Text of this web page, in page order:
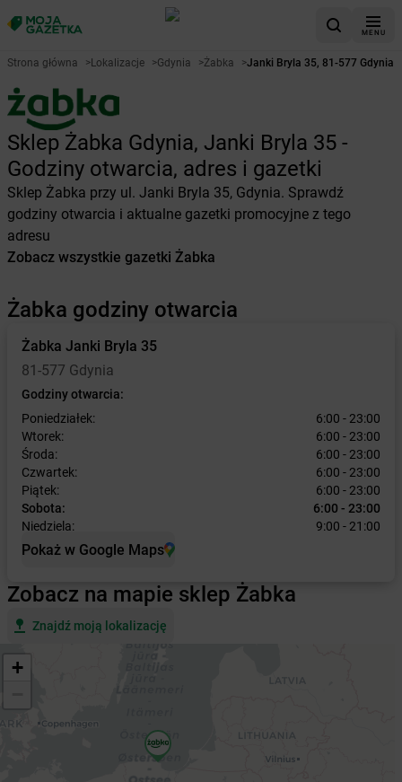
MENU
Strona główna >Lokalizacje >Gdynia >Żabka >Janki Bryla 35, 81-577 Gdynia
Sklep Żabka Gdynia, Janki Bryla 35 -
Godziny otwarcia, adres i gazetki
Sklep Żabka przy ul. Janki Bryla 35, Gdynia. Sprawdź
godziny otwarcia i aktualne gazetki promocyjne z tego
adresu
Zobacz wszystkie gazetki Żabka
Żabka godziny otwarcia
Żabka Janki Bryla 35
81-577 Gdynia
Godziny otwarcia:
Poniedziałek:
6:00 - 23:00
Wtorek:
6:00 - 23:00
Środa:
6:00 - 23:00
Czwartek:
6:00 - 23:00
Piątek:
6:00 - 23:00
Sobota:
6:00 - 23:00
Niedziela:
9:00 - 21:00
Pokaż w Google Maps
Zobacz na mapie sklep Żabka
Znajdź moją lokalizację
+